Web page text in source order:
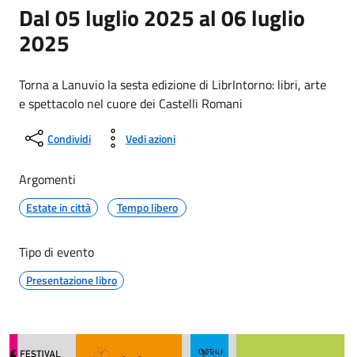
Dal 05 luglio 2025 al 06 luglio
2025
Torna a Lanuvio la sesta edizione di LibrIntorno: libri, arte
e spettacolo nel cuore dei Castelli Romani
Condividi Vedi azioni
Argomenti
Estate in città Tempo libero
Tipo di evento
Presentazione libro